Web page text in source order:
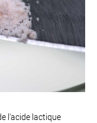
l'acide lactique